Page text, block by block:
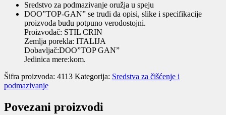
Sredstvo za podmazivanje oružja u speju
DOO”TOP-GAN” se trudi da opisi, slike i specifikacije
proizvoda budu potpuno verodostojni.
Proizvođač: STIL CRIN
Zemlja porekla: ITALIJA
Dobavljač:DOO”TOP GAN”
Jedinica mere:kom.
Šifra proizvoda: 4113 Kategorija: Sredstva za čišćenje i
podmazivanje
Povezani proizvodi